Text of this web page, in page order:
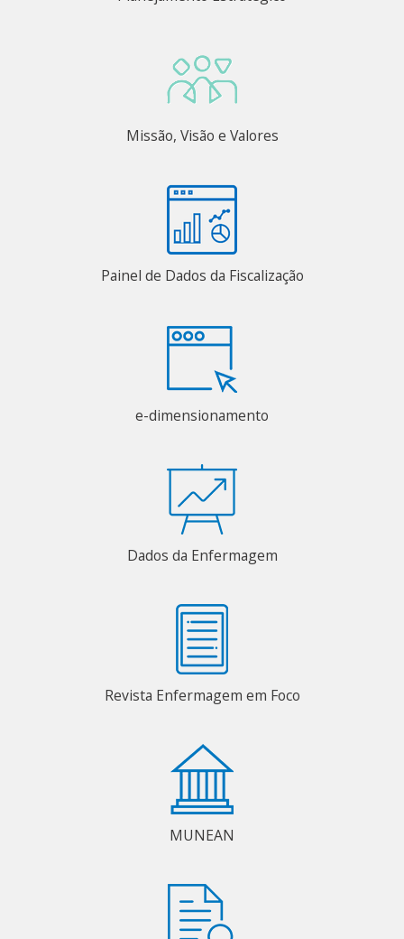
Missão, Visão e Valores
Painel de Dados da Fiscalização
e-dimensionamento
Dados da Enfermagem
Revista Enfermagem em Foco
MUNEAN